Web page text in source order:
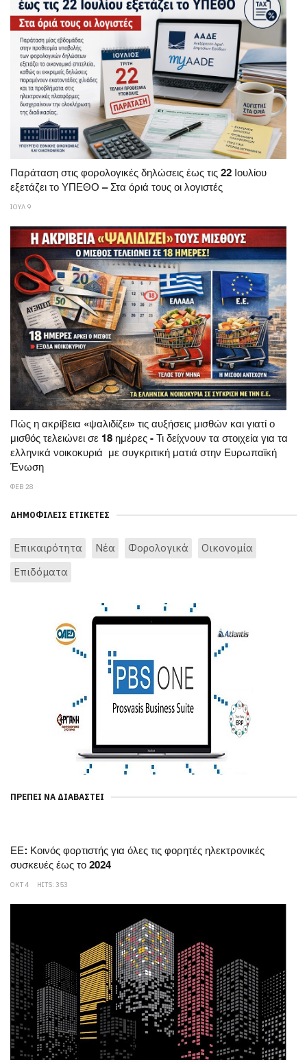
Παράταση στις φορολογικές δηλώσεις έως τις 22 Ιουλίου
εξετάζει το ΥΠΕΘΟ – Στα όριά τους οι λογιστές
ΙΟΥΛ 9
Πώς η ακρίβεια «ψαλιδίζει» τις αυξήσεις μισθών και γιατί ο
μισθός τελειώνει σε 18 ημέρες - Τι δείχνουν τα στοιχεία για τα
ελληνικά νοικοκυριά με συγκριτική ματιά στην Ευρωπαϊκή
Ένωση
ΦΕΒ 28
ΔΗΜΟΦΙΛΕΊΣ ΕΤΙΚΈΤΕΣ
Επικαιρότητα Νέα Φορολογικά
Οικονομία
Επιδόματα
ΠΡΈΠΕΙ ΝΑ ΔΙΑΒΑΣΤΕΊ
ΕΕ: Κοινός φορτιστής για όλες τις φορητές ηλεκτρονικές
συσκευές έως το 2024
ΟΚΤ 4 HITS: 353